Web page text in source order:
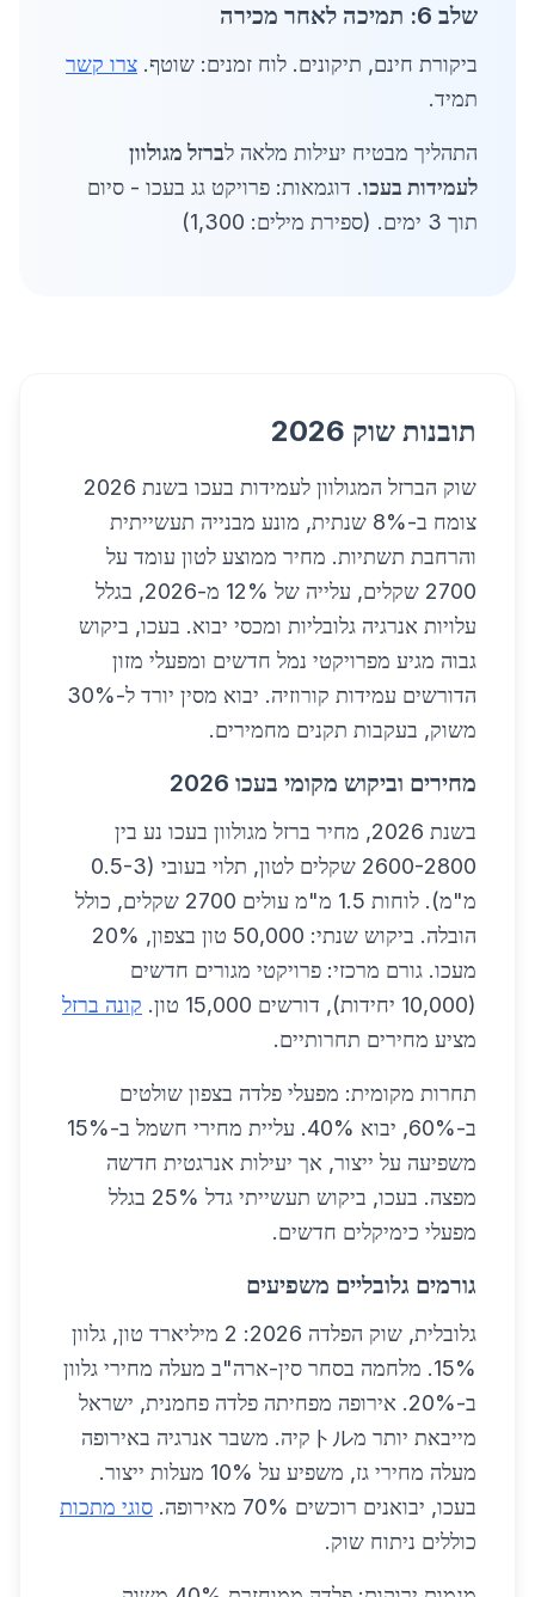
שלב 6: תמיכה לאחר מכירה
ביקורת חינם, תיקונים. לוח זמנים: שוטף. צרו קשר
תמיד.
התהליך מבטיח יעילות מלאה לברזל מגולוון
לעמידות בעכו. דוגמאות: פרויקט גג בעכו - סיום
תוך 3 ימים. (ספירת מילים: 1,300)
תובנות שוק 2026
שוק הברזל המגולוון לעמידות בעכו בשנת 2026
צומח ב-8% שנתית, מונע מבנייה תעשייתית
והרחבת תשתיות. מחיר ממוצע לטון עומד על
2700 שקלים, עלייה של 12% מ-2026, בגלל
עלויות אנרגיה גלובליות ומכסי יבוא. בעכו, ביקוש
גבוה מגיע מפרויקטי נמל חדשים ומפעלי מזון
הדורשים עמידות קורוזיה. יבוא מסין יורד ל-30%
משוק, בעקבות תקנים מחמירים.
מחירים וביקוש מקומי בעכו 2026
בשנת 2026, מחיר ברזל מגולוון בעכו נע בין
2600-2800 שקלים לטון, תלוי בעובי (0.5-3
מ"מ). לוחות 1.5 מ"מ עולים 2700 שקלים, כולל
הובלה. ביקוש שנתי: 50,000 טון בצפון, 20%
מעכו. גורם מרכזי: פרויקטי מגורים חדשים
(10,000 יחידות), דורשים 15,000 טון.
קונה ברזל
מציע מחירים תחרותיים.
תחרות מקומית: מפעלי פלדה בצפון שולטים
ב-60%, יבוא 40%. עליית מחירי חשמל ב-15%
משפיעה על ייצור, אך יעילות אנרגטית חדשה
מפצה. בעכו, ביקוש תעשייתי גדל 25% בגלל
מפעלי כימיקלים חדשים.
גורמים גלובליים משפיעים
גלובלית, שוק הפלדה 2026: 2 מיליארד טון, גלוון
15%. מלחמה בסחר סין-ארה"ב מעלה מחירי גלוון
ב-20%. אירופה מפחיתה פלדה פחמנית, ישראל
מייבאת יותר מトルקיה. משבר אנרגיה באירופה
מעלה מחירי גז, משפיע על 10% מעלות ייצור.
בעכו, יבואנים רוכשים 70% מאירופה.
סוגי מתכות
כוללים ניתוח שוק.